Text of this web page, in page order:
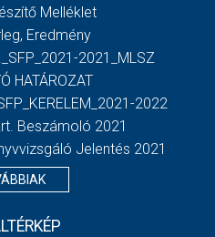
Melléklet
Eredmény
2021_MLSZ
HATÁROZAT
2022
Beszámoló 2021
Jelentés 2021